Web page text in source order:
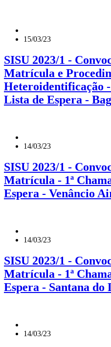
15/03/23
SISU 2023/1 -
Matrícula e
Heteroidentificação -
Lista de Espera -
14/03/23
SISU 2023/1 -
Matrícula - 1ª
Espera - Venâncio
14/03/23
SISU 2023/1 -
Matrícula - 1ª
Espera - Santana
14/03/23